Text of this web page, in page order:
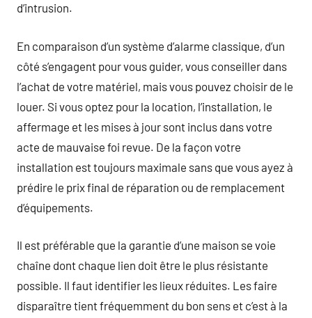
d’intrusion.
En comparaison d’un système d’alarme classique, d’un
côté s’engagent pour vous guider, vous conseiller dans
l’achat de votre matériel, mais vous pouvez choisir de le
louer. Si vous optez pour la location, l’installation, le
affermage et les mises à jour sont inclus dans votre
acte de mauvaise foi revue. De la façon votre
installation est toujours maximale sans que vous ayez à
prédire le prix final de réparation ou de remplacement
d’équipements.
Il est préférable que la garantie d’une maison se voie
chaîne dont chaque lien doit être le plus résistante
possible. Il faut identifier les lieux réduites. Les faire
disparaître tient fréquemment du bon sens et c’est à la